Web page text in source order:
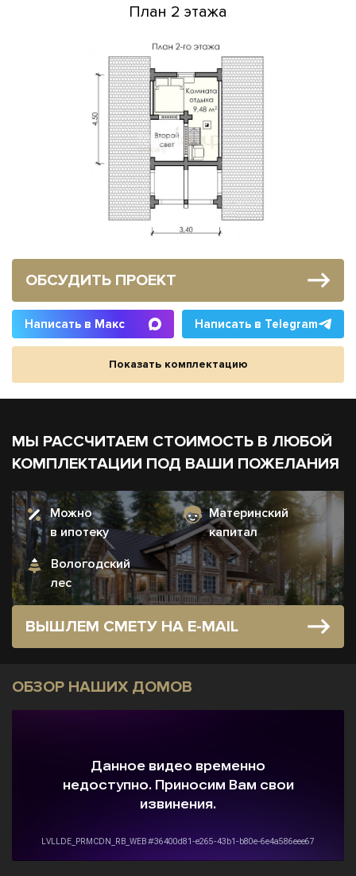
План 2 этажа
ОБСУДИТЬ ПРОЕКТ
Написать в Макс Написать в Telegram
Показать комплектацию
МЫ РАССЧИТАЕМ СТОИМОСТЬ В ЛЮБОЙ
КОМПЛЕКТАЦИИ ПОД ВАШИ ПОЖЕЛАНИЯ
Можно
в ипотеку
Материнский
капитал
Вологодский
лес
ВЫШЛЕМ СМЕТУ НА E-MAIL
ОБЗОР НАШИХ ДОМОВ